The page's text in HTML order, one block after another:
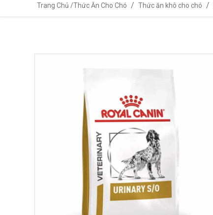
Trang Chủ /Thức Ăn Cho Chó Thức ăn khô cho chó